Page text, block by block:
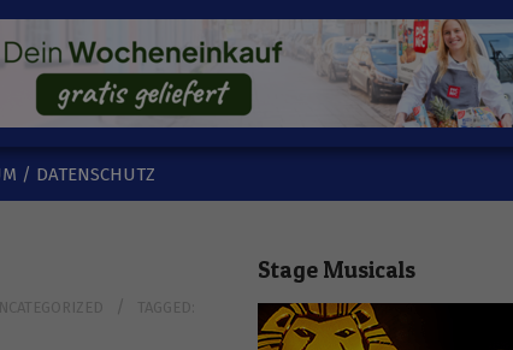
/ DATENSCHUTZ
TAGGED:
Stage Musicals